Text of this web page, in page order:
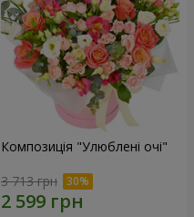
Композиція "Улюблені очі"
3 713 грн